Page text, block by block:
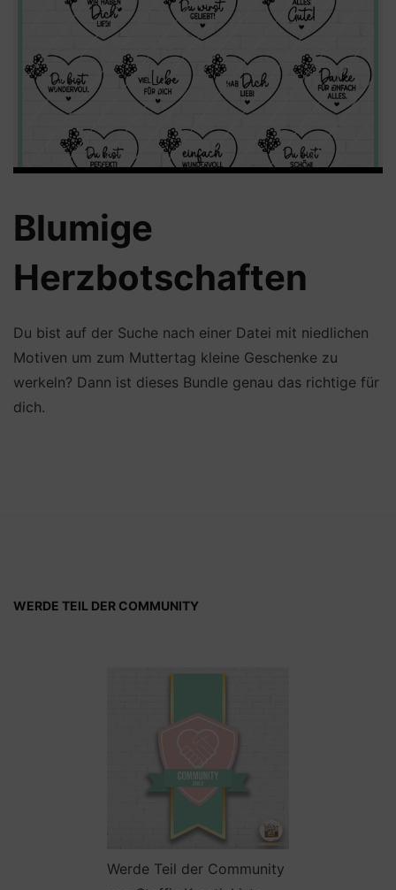
Blumige
Herzbotschaften
Du bist auf der Suche nach einer Datei mit niedlichen
Motiven um zum Muttertag kleine Geschenke zu
werkeln? Dann ist dieses Bundle genau das richtige für
dich.
WERDE TEIL DER COMMUNITY
Werde Teil der Community